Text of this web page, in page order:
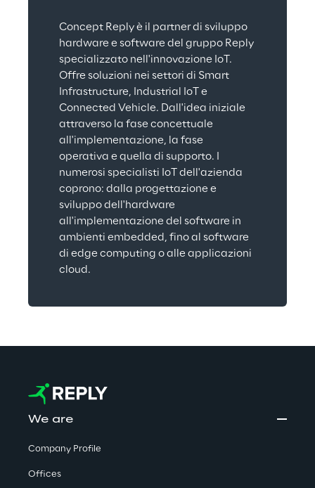
Concept Reply è il partner di sviluppo
hardware e software del gruppo Reply
specializzato nell'innovazione IoT.
Offre soluzioni nei settori di Smart
Infrastructure, Industrial IoT e
Connected Vehicle. Dall'idea iniziale
attraverso la fase concettuale
all'implementazione, la fase
operativa e quella di supporto. I
numerosi specialisti IoT dell'azienda
coprono: dalla progettazione e
sviluppo dell'hardware
all'implementazione del software in
ambienti embedded, fino al software
di edge computing o alle applicazioni
cloud.
We are
Company Profile
Offices